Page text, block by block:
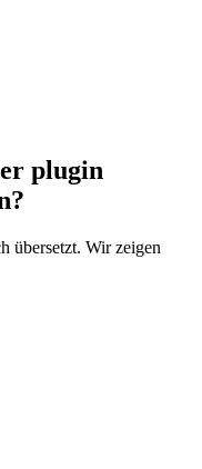
plugin
übersetzt. Wir zeigen